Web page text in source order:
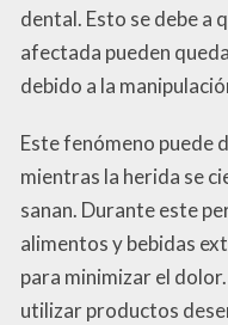
dental. Esto se debe a
afectada pueden
debido a la
Este fenómeno puede
mientras la herida se
sanan. Durante este
alimentos y bebidas
para minimizar el
utilizar productos